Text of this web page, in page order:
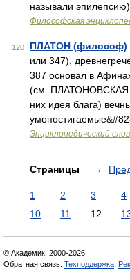
называли
Философская
120 ПЛАТОН (философ)
или 347),
387 основал в
(см. ПЛАТОНОВСКАЯ
них идея блага)
Энциклопедический
Страницы ←
1 2 3 4
10
11 12
© Академик, 2000-2026
Обратная связь: Техподдержка